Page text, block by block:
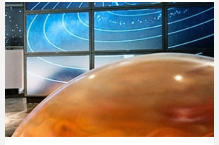
1 109 Р КУПИТЬ